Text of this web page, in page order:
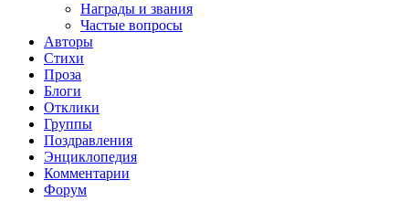
Награды и звания
Частые вопросы
Авторы
Стихи
Проза
Блоги
Отклики
Группы
Поздравления
Энциклопедия
Комментарии
Форум